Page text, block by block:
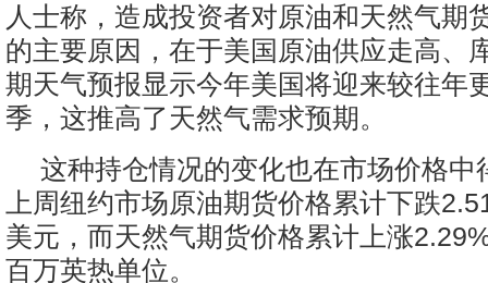
人士称，造成投资者对原油和天然气期
的主要原因，在于美国原油供应走高、
期天气预报显示今年美国将迎来较往年
季，这推高了天然气需求预期。
这种持仓情况的变化也在市场价格中
上周纽约市场原油期货价格累计下跌
美元，而天然气期货价格累计上涨
百万英热单位。